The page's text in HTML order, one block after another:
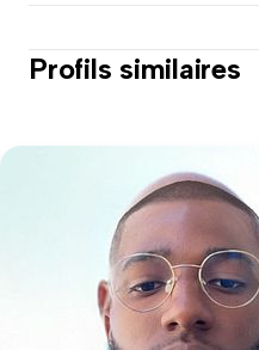
Profils similaires